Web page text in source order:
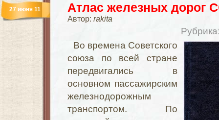
Атлас железных дорог
Автор: rakita
27 июня 11
Во времена Советского
союза по всей стране
передвигались в
основном пассажирским
железнодорожным
транспортом. По